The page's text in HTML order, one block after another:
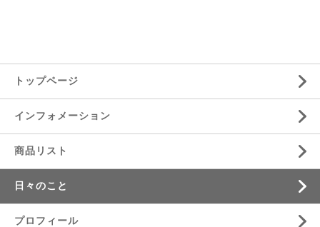
トップページ
インフォメーション
商品リスト
日々のこと
プロフィール